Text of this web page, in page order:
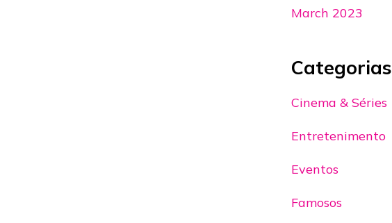
March 2023
Categorias
Cinema & Séries
Entretenimento
Eventos
Famosos